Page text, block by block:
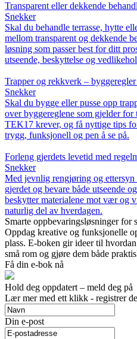
Transparent eller dekkende
Snekker
Skal du behandle terrasse, hytte
mellom transparent og dekkende
løsning som passer best for ditt
utseende, beskyttelse og
Trapper og rekkverk –
Snekker
Skal du bygge eller pusse opp
over byggereglene som gjelder
TEK17 krever, og få nyttige tips
trygg, funksjonell og pen å se på.
Forleng gjerdets levetid med
Snekker
Med jevnlig rengjøring og
gjerdet og bevare både utseende
beskytter materialene mot vær og
naturlig del av hverdagen.
Smarte oppbevaringsløsninger for
Oppdag kreative og funksjonelle
plass. E-boken gir ideer til
små rom og gjøre dem både
Få din e-bok nå
Hold deg oppdatert – meld deg på
Lær mer med ett klikk - registrer
Din e-post